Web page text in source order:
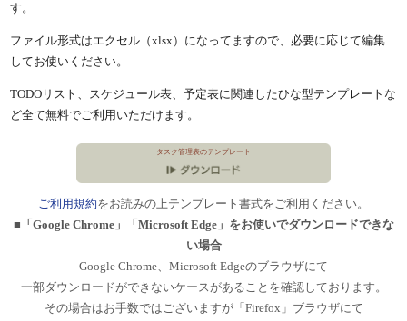
す。
ファイル形式はエクセル（xlsx）になってますので、必要に応じて編集
してお使いください。
TODOリスト、スケジュール表、予定表に関連したひな型テンプレートな
ど全て無料でご利用いただけます。
タスク管理表のテンプレート
ご利用規約をお読みの上テンプレート書式をご利用ください。
■「Google Chrome」「Microsoft Edge」をお使いでダウンロードできな
い場合
Google Chrome、Microsoft Edgeのブラウザにて
一部ダウンロードができないケースがあることを確認しております。
その場合はお手数ではございますが「Firefox」ブラウザにて